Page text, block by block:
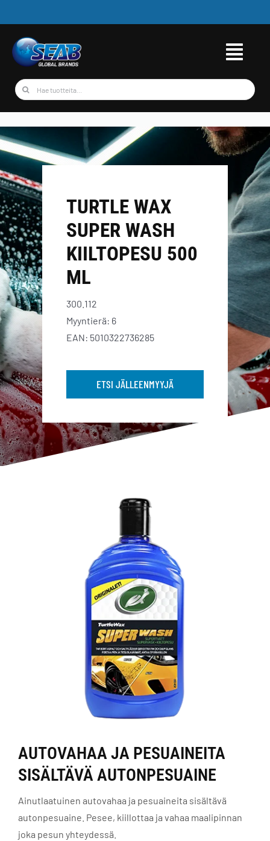
to
content
Etsi
TURTLE WAX
SUPER WASH
KIILTOPESU 500
ML
300.112
Myyntierä: 6
EAN: 5010322736285
ETSI JÄLLEENMYYJÄ
AUTOVAHAA JA PESUAINEITA
SISÄLTÄVÄ AUTONPESUAINE
Ainutlaatuinen autovahaa ja pesuaineita sisältävä
autonpesuaine. Pesee, kiillottaa ja vahaa maalipinnan
joka pesun yhteydessä.